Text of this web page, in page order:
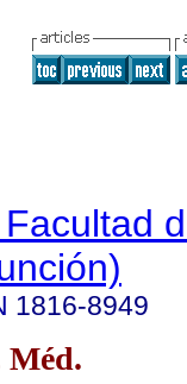
1816-8949
Méd.